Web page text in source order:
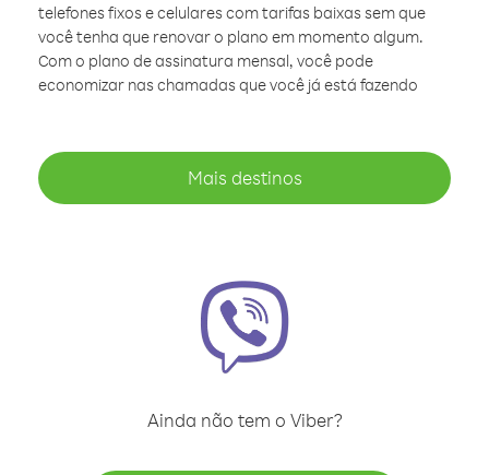
telefones fixos e celulares com tarifas baixas sem que
você tenha que renovar o plano em momento algum.
Com o plano de assinatura mensal, você pode
economizar nas chamadas que você já está fazendo
Mais destinos
Ainda não tem o Viber?